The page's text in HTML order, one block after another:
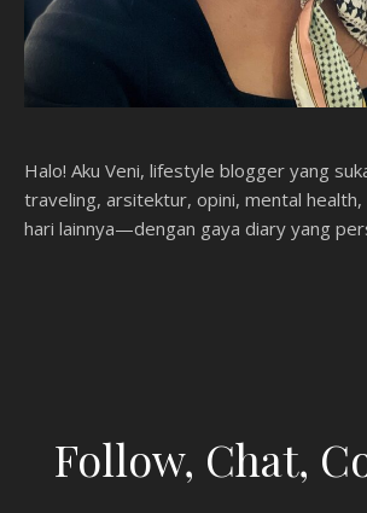
Halo! Aku Veni, lifestyle blogger yang
traveling, arsitektur, opini, mental
hari lainnya—dengan gaya diary yang
Follow, Chat,